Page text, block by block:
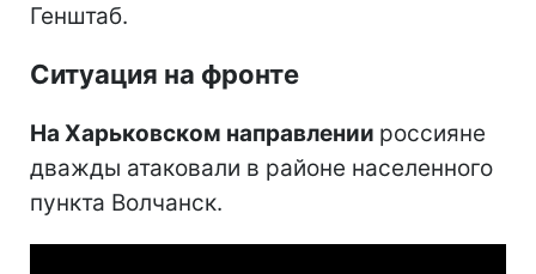
Генштаб.
Ситуация на фронте
На Харьковском направлении россияне
дважды атаковали в районе населенного
пункта Волчанск.